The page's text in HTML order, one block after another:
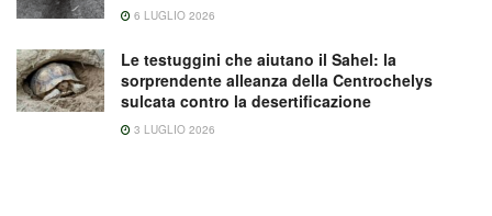
6 LUGLIO 2026
Le testuggini che aiutano il Sahel: la
sorprendente alleanza della Centrochelys
sulcata contro la desertificazione
3 LUGLIO 2026